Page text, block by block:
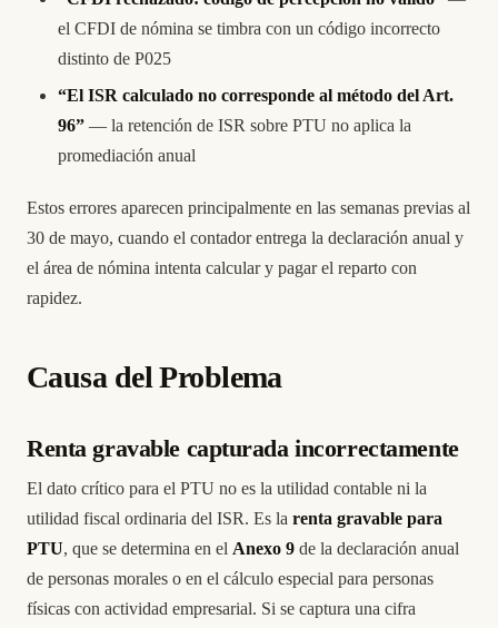
el CFDI de nómina se timbra con un código incorrecto
distinto de P025
“El ISR calculado no corresponde al método del Art.
96” — la retención de ISR sobre PTU no aplica la
promediación anual
Estos errores aparecen principalmente en las semanas previas al
30 de mayo, cuando el contador entrega la declaración anual y
el área de nómina intenta calcular y pagar el reparto con
rapidez.
Causa del Problema
Renta gravable capturada incorrectamente
El dato crítico para el PTU no es la utilidad contable ni la
utilidad fiscal ordinaria del ISR. Es la renta gravable para
PTU, que se determina en el Anexo 9 de la declaración anual
de personas morales o en el cálculo especial para personas
físicas con actividad empresarial. Si se captura una cifra